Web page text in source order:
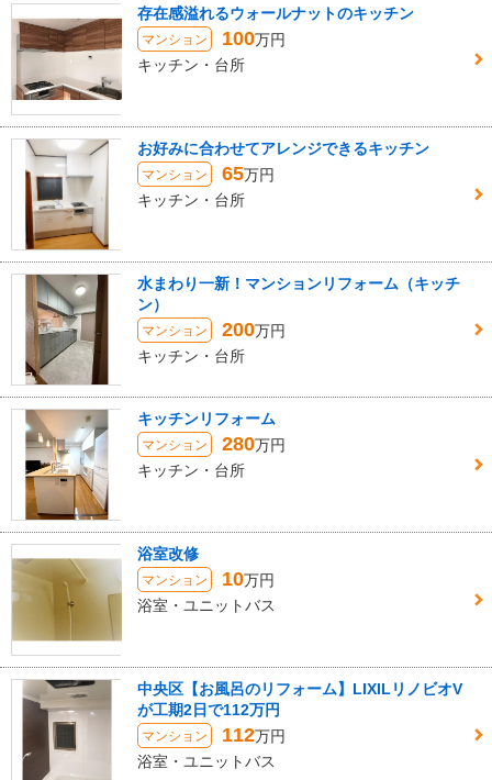
存在感溢れるウォールナットのキッチン
マンション 100万円
キッチン・台所
お好みに合わせてアレンジできるキッチン
マンション 65万円
キッチン・台所
水まわり一新！マンションリフォーム（キッチ
ン）
マンション 200万円
キッチン・台所
キッチンリフォーム
マンション 280万円
キッチン・台所
浴室改修
マンション 10万円
浴室・ユニットバス
中央区【お風呂のリフォーム】LIXILリノビオV
が工期2日で112万円
マンション 112万円
浴室・ユニットバス